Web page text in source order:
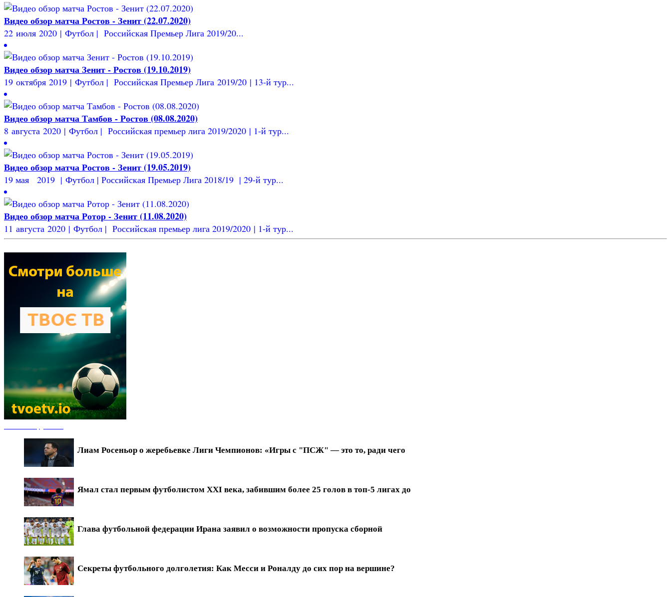
Видео обзор матча Ростов - Зенит (22.07.2020)
22 июля 2020 | Футбол | Российская Премьер Лига 2019/20...
Видео обзор матча Зенит - Ростов (19.10.2019)
19 октября 2019 | Футбол | Российская Премьер Лига 2019/20 | 13-й тур...
Видео обзор матча Тамбов - Ростов (08.08.2020)
8 августа 2020 | Футбол | Российская премьер лига 2019/2020 | 1-й тур...
Видео обзор матча Ростов - Зенит (19.05.2019)
19 мая 2019 | Футбол | Российская Премьер Лига 2018/19 | 29-й тур...
Видео обзор матча Ротор - Зенит (11.08.2020)
11 августа 2020 | Футбол | Российская премьер лига 2019/2020 | 1-й тур...
Лиам Росеньор о жеребьевке Лиги Чемпионов: «Игры с "ПСЖ" — это то, ради чего
Ямал стал первым футболистом XXI века, забившим более 25 голов в топ-5 лигах до
Глава футбольной федерации Ирана заявил о возможности пропуска сборной
Секреты футбольного долголетия: Как Месси и Роналду до сих пор на вершине?